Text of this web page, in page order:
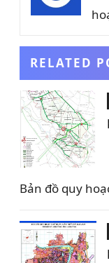
RELATED
Bản đồ quy